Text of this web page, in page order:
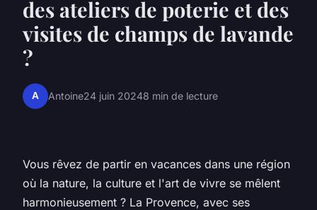
des ateliers de poterie et des
visites de champs de lavande
?
A Antoine24 juin 20248 min de lecture
Vous rêvez de partir en vacances dans une région
où la nature, la culture et l'art de vivre se mêlent
harmonieusement ? La Provence, avec ses